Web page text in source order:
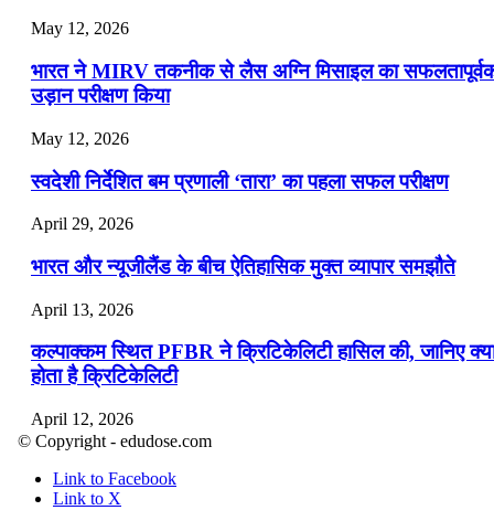
May 12, 2026
भारत ने MIRV तकनीक से लैस अग्नि मिसाइल का
उड़ान परीक्षण किया
May 12, 2026
स्वदेशी निर्देशित बम प्रणाली ‘तारा’ का पहला सफल परीक्षण
April 29, 2026
भारत और न्यूजीलैंड के बीच ऐतिहासिक मुक्त व्यापार समझौते
April 13, 2026
कल्पाक्कम स्थित PFBR ने क्रिटिकेलिटी हासिल की, जानिए
होता है क्रिटिकेलिटी
April 12, 2026
April 9, 2026
© Copyright - edudose.com
Link to Facebook
Link to X